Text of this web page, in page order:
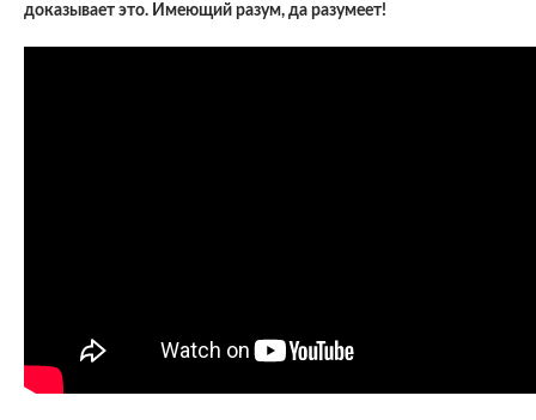
доказывает это. Имеющий разум, да разумеет!